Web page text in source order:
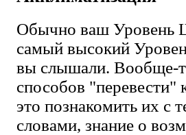
Обычно ваш Уровень
самый высокий
вы слышали. Вообще-
способов
это познакомить их
словами, знание о